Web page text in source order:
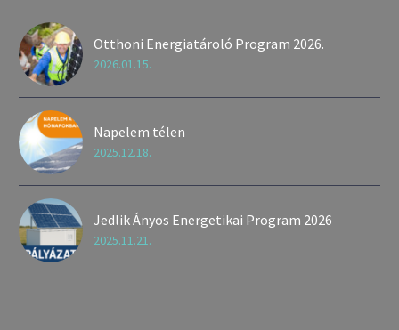
Otthoni Energiatároló Program 2026.
2026.01.15.
Napelem télen
2025.12.18.
Jedlik Ányos Energetikai Program 2026
2025.11.21.